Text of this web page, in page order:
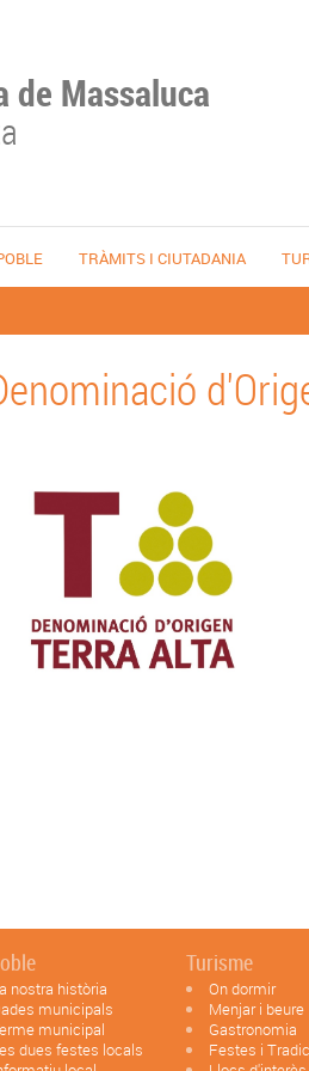
de Massaluca
TRÀMITS I CIUTADANIA
nostra història
municipals
municipal
dues festes locals
Turisme
On dormir
Menjar i beure
Gastronomia
Festes i